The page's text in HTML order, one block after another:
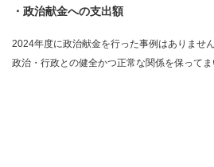
・政治献金への支出額
2024年度に政治献金を行った事例はありません
政治・行政との健全かつ正常な関係を保ってま